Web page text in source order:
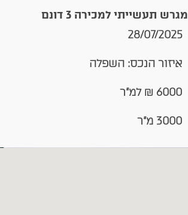
מגרש תעשייתי למכירה 3 דונם
28/07/2025
איזור הנכס: השפלה
6000 ₪ למ"ר
3000 מ"ר